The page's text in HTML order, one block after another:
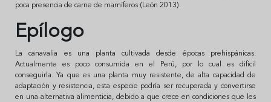
poca presencia de carne de mamíferos (León 2013).
Epílogo
La canavalia es una planta cultivada desde épocas prehispánicas.
Actualmente es poco consumida en el Perú, por lo cual es difícil
conseguirla. Ya que es una planta muy resistente, de alta capacidad de
adaptación y resistencia, esta especie podría ser recuperada y convertirse
en una alternativa alimenticia, debido a que crece en condiciones que les